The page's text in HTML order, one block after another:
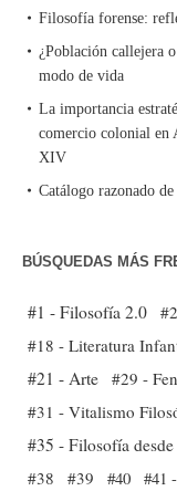
Filosofía forense:
¿Población callejera
modo de vida
La importancia
comercio colonial en
XIV
Catálogo razonado
BÚSQUEDAS MÁS
#1 - Filosofía 2.0
#18 - Literatura
#21 - Arte #29 -
#31 - Vitalismo
#35 - Filosofía
#38
#39 #40 #41